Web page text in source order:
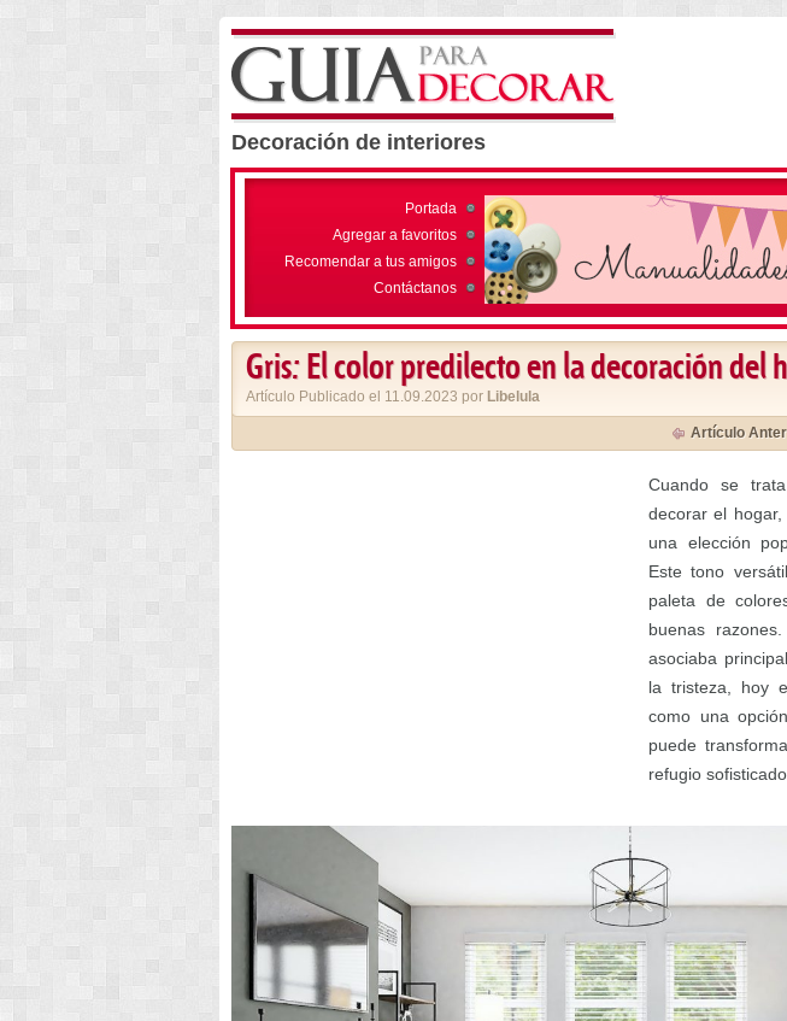
Decoración de interiores
Portada
Agregar a favoritos
Recomendar a tus amigos
Contáctanos
Gris: El color predilecto en la decoración del
Artículo Publicado el 11.09.2023 por Libelula
Artículo
Cuando se
decorar el
una elección
Este tono
paleta de
buenas
asociaba
la tristeza, hoy
como una
puede
refugio